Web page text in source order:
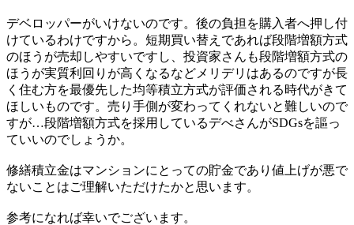
デベロッパーがいけないのです。後の負担を購入者へ押し付
けているわけですから。短期買い替えであれば段階増額方式
のほうが売却しやすいですし、投資家さんも段階増額方式の
ほうが実質利回りが高くなるなどメリデリはあるのですが長
く住む方を最優先した均等積立方式が評価される時代がきて
ほしいものです。売り手側が変わってくれないと難しいので
すが…段階増額方式を採用しているデべさんがSDGsを謳っ
ていいのでしょうか。
修繕積立金はマンションにとっての貯金であり値上げが悪で
ないことはご理解いただけたかと思います。
参考になれば幸いでございます。